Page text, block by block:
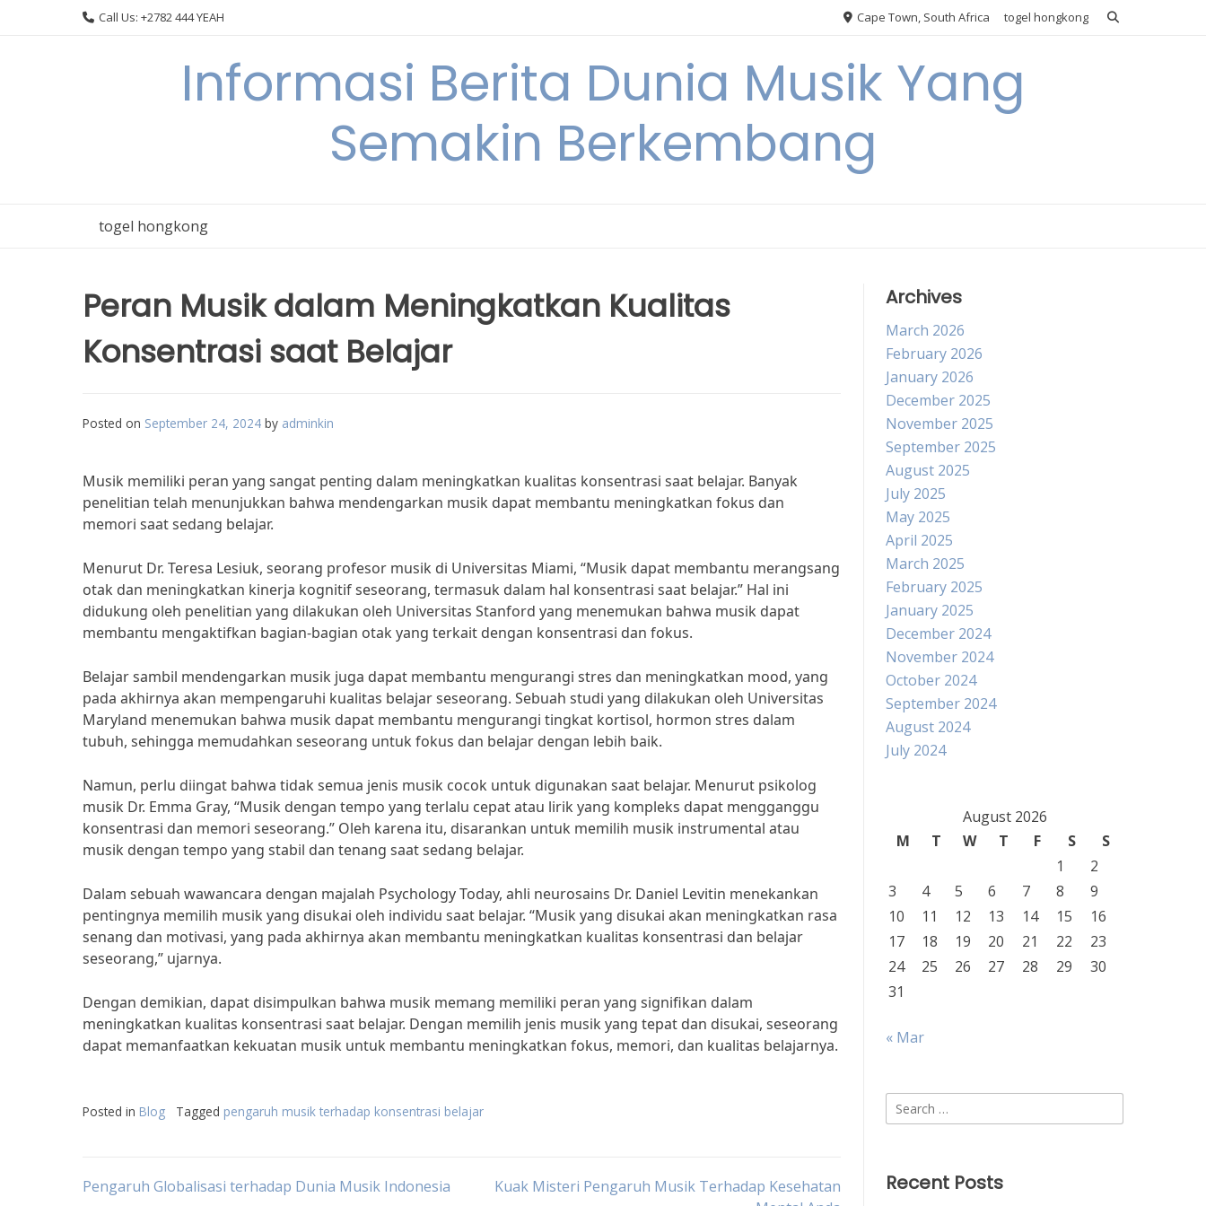
Call Us: +2782 444 YEAH Cape Town, South Africa togel hongkong
Informasi Berita Dunia Musik Yang
Semakin Berkembang
togel hongkong
Peran Musik dalam Meningkatkan Kualitas
Konsentrasi saat Belajar
Posted on September 24, 2024 by adminkin
Musik memiliki peran yang sangat penting dalam meningkatkan kualitas konsentrasi saat belajar. Banyak
penelitian telah menunjukkan bahwa mendengarkan musik dapat membantu meningkatkan fokus dan
memori saat sedang belajar.
Menurut Dr. Teresa Lesiuk, seorang profesor musik di Universitas Miami, “Musik dapat membantu merangsang
otak dan meningkatkan kinerja kognitif seseorang, termasuk dalam hal konsentrasi saat belajar.” Hal ini
didukung oleh penelitian yang dilakukan oleh Universitas Stanford yang menemukan bahwa musik dapat
membantu mengaktifkan bagian-bagian otak yang terkait dengan konsentrasi dan fokus.
Belajar sambil mendengarkan musik juga dapat membantu mengurangi stres dan meningkatkan mood, yang
pada akhirnya akan mempengaruhi kualitas belajar seseorang. Sebuah studi yang dilakukan oleh Universitas
Maryland menemukan bahwa musik dapat membantu mengurangi tingkat kortisol, hormon stres dalam
tubuh, sehingga memudahkan seseorang untuk fokus dan belajar dengan lebih baik.
Namun, perlu diingat bahwa tidak semua jenis musik cocok untuk digunakan saat belajar. Menurut psikolog
musik Dr. Emma Gray, “Musik dengan tempo yang terlalu cepat atau lirik yang kompleks dapat mengganggu
konsentrasi dan memori seseorang.” Oleh karena itu, disarankan untuk memilih musik instrumental atau
musik dengan tempo yang stabil dan tenang saat sedang belajar.
Dalam sebuah wawancara dengan majalah Psychology Today, ahli neurosains Dr. Daniel Levitin menekankan
pentingnya memilih musik yang disukai oleh individu saat belajar. “Musik yang disukai akan meningkatkan rasa
senang dan motivasi, yang pada akhirnya akan membantu meningkatkan kualitas konsentrasi dan belajar
seseorang,” ujarnya.
Dengan demikian, dapat disimpulkan bahwa musik memang memiliki peran yang signifikan dalam
meningkatkan kualitas konsentrasi saat belajar. Dengan memilih jenis musik yang tepat dan disukai, seseorang
dapat memanfaatkan kekuatan musik untuk membantu meningkatkan fokus, memori, dan kualitas belajarnya.
Posted in Blog Tagged pengaruh musik terhadap konsentrasi belajar
Post
Pengaruh Globalisasi terhadap Dunia Musik Indonesia
Kuak Misteri Pengaruh Musik Terhadap Kesehatan
Archives
March 2026
February 2026
January 2026
December 2025
November 2025
September 2025
August 2025
July 2025
May 2025
April 2025
March 2025
February 2025
January 2025
December 2024
November 2024
October 2024
September 2024
August 2024
July 2024
August 2026
M
T W T F S
S
1
2
3
4 5 6 7 8
9
10
11 12 13 14 15
16
17
18 19 20 21 22
23
24
25 26 27 28 29
30
31
« Mar
Search
for:
Recent Posts